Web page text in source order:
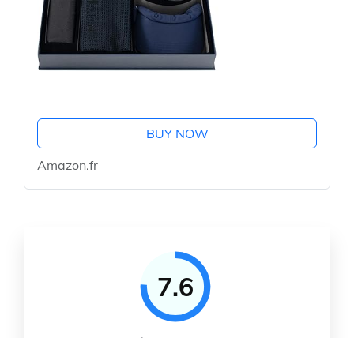
BUY NOW
Amazon.fr
7.6